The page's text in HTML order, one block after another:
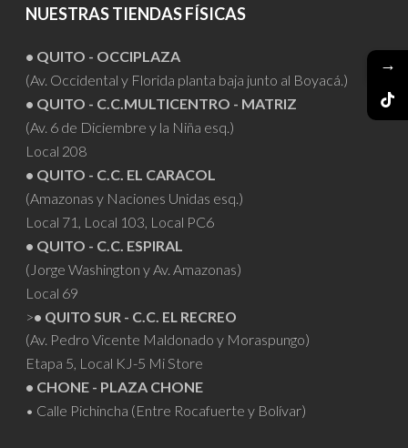
NUESTRAS TIENDAS FÍSICAS
• QUITO - OCCIPLAZA
(Av. Occidental y Florida planta baja junto al Boyacá.)
• QUITO - C.C.MULTICENTRO - MATRIZ
(Av. 6 de Diciembre y la Niña esq.)
Local 208
• QUITO - C.C. EL CARACOL
(Amazonas y Naciones Unidas esq.)
Local 71, Local 103, Local PC6
• QUITO - C.C. ESPIRAL
(Jorge Washington y Av. Amazonas)
Local 69
>• QUITO SUR - C.C. EL RECREO
(Av. Pedro Vicente Maldonado y Moraspungo)
Etapa 5, Local KJ-5 Mi Store
• CHONE - PLAZA CHONE
• Calle Pichincha (Entre Rocafuerte y Bolívar)
→